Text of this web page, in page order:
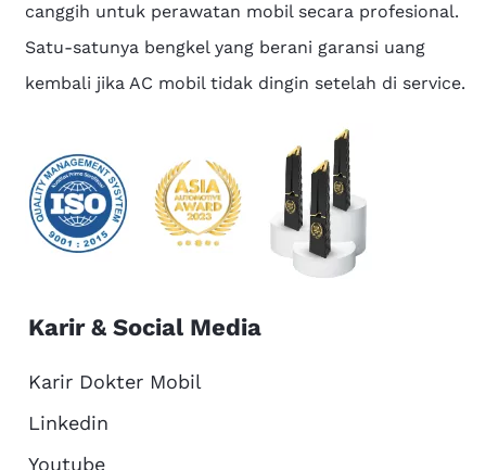
canggih untuk perawatan mobil secara profesional.
Satu-satunya bengkel yang berani garansi uang
kembali jika AC mobil tidak dingin setelah di service.
Karir & Social Media
Karir Dokter Mobil
Linkedin
Youtube